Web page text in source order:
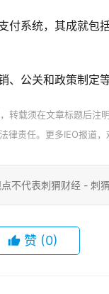
系统，其成就包
公关和政策制定等
转载须在文章标题后注
责任。更多IEO报道，
不代表刺猬财经 - 刺
赞 (0)